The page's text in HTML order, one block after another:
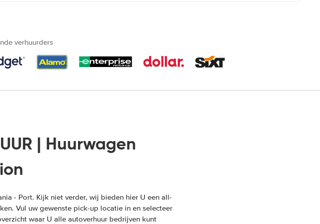
verhuurders
| Huurwagen
- Port. Kijk niet verder, wij bieden hier U een all-
Vul uw gewenste pick-up locatie in en selecteer
waar U alle autoverhuur bedrijven kunt